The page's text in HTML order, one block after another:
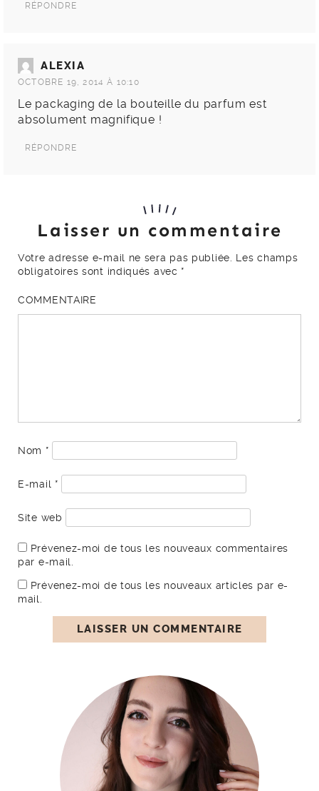
RÉPONDRE
ALEXIA
OCTOBRE 19, 2014 À 10:10
Le packaging de la bouteille du parfum est
absolument magnifique !
RÉPONDRE
Laisser un commentaire
Votre adresse e-mail ne sera pas publiée. Les champs
obligatoires sont indiqués avec *
COMMENTAIRE
Nom *
E-mail *
Site web
Prévenez-moi de tous les nouveaux commentaires
par e-mail.
Prévenez-moi de tous les nouveaux articles par e-
mail.